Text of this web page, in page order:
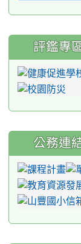
評鑑專
公務連